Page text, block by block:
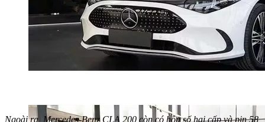
Ngoài ra, Mercedes-Benz CLA 200 còn có hộp số hai cấp và pin 58